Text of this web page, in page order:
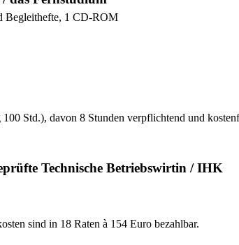
Begleithefte, 1 CD-ROM
100 Std.), davon 8 Stunden verpflichtend und
Technische Betriebswirtin / IHK
sind in 18 Raten à 154 Euro bezahlbar.